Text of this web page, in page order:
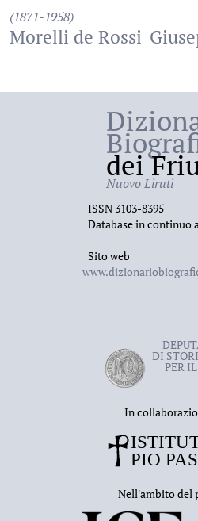
(1871-1958)
Morelli de Rossi
dei
Nuovo Liruti
ISSN 3103-8395
Database in continuo
Sito web
DI
PER
In
Nell'ambito del